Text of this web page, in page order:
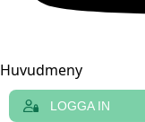
Huvudmeny
LOGGA IN